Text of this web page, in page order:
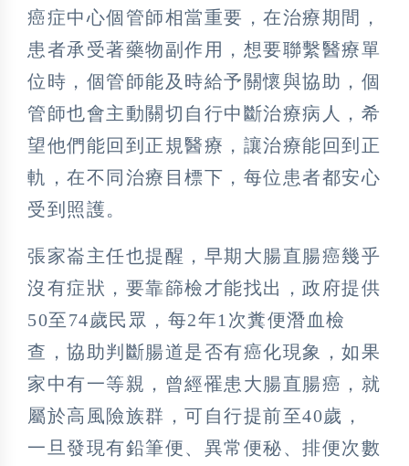
癌症中心個管師相當重要，在治療期間，
患者承受著藥物副作用，想要聯繫醫療單
位時，個管師能及時給予關懷與協助，個
管師也會主動關切自行中斷治療病人，希
望他們能回到正規醫療，讓治療能回到正
軌，在不同治療目標下，每位患者都安心
受到照護。
張家崙主任也提醒，早期大腸直腸癌幾乎
沒有症狀，要靠篩檢才能找出，政府提供
50至74歲民眾，每2年1次糞便潛血檢
查，協助判斷腸道是否有癌化現象，如果
家中有一等親，曾經罹患大腸直腸癌，就
屬於高風險族群，可自行提前至40歲，
一旦發現有鉛筆便、異常便秘、排便次數